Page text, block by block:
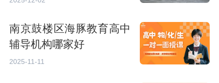
南京鼓楼区海豚教育高中
辅导机构哪家好
2025-11-11